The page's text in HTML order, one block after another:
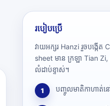
របៀបប្រើ
វាយអក្សរ Hanzi រួចបង្កើ
sheet មាន ក្រឡា Tian
លំដាប់ខ្ទាស់។
1 បញ្ចូលមាតិកាហាត់នៅ